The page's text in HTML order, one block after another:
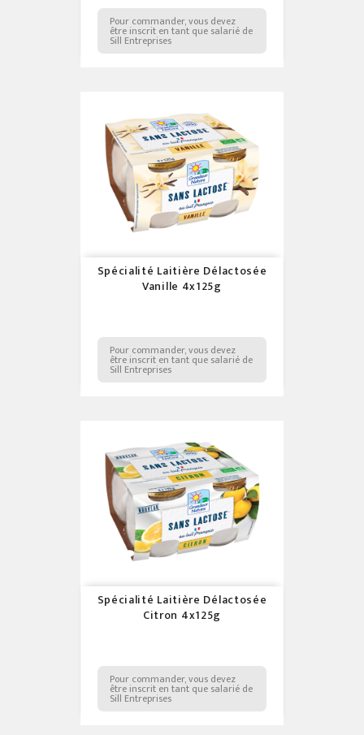
Pour commander, vous devez
être inscrit en tant que salarié de
Sill Entreprises
Spécialité Laitière Délactosée
Vanille 4x125g
Pour commander, vous devez
être inscrit en tant que salarié de
Sill Entreprises
Spécialité Laitière Délactosée
Citron 4x125g
Pour commander, vous devez
être inscrit en tant que salarié de
Sill Entreprises